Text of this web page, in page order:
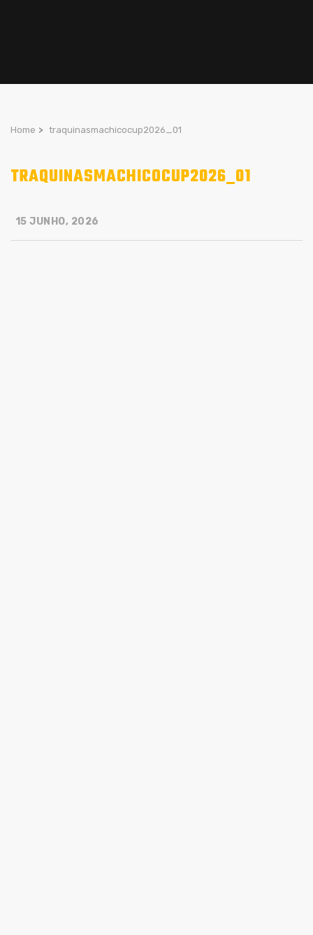
Home > traquinasmachicocup2026_01
TRAQUINASMACHICOCUP2026_01
15 JUNHO, 2026